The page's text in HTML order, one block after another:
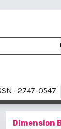
: 2747-0547
Dimension